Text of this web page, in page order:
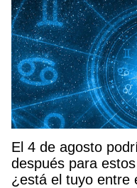
El 4 de agosto
después para
¿está el tuyo entre